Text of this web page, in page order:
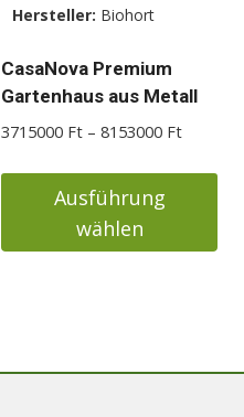
Hersteller: Biohort
CasaNova Premium
Gartenhaus aus Metall
3715000 Ft – 8153000 Ft
bis
Ausführung
wählen